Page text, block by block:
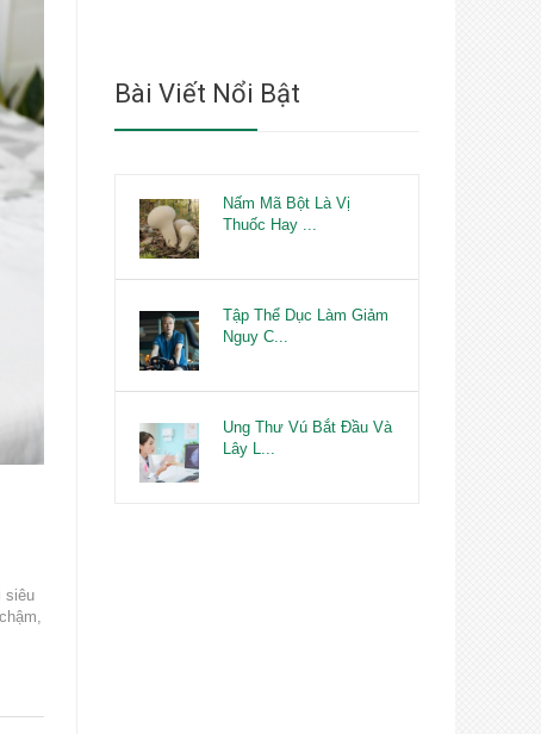
siêu
Bài Viết Nổi Bật
Nấm Mã Bột Là Vị
Thuốc Hay ...
Tập Thể Dục Làm Giảm
Nguy C...
Ung Thư Vú Bắt Đầu Và
Lây L...